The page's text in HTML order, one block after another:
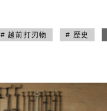
# 越前打刃物 # 歴史